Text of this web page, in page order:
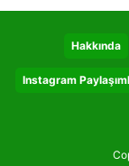
Hakkında
Instagram